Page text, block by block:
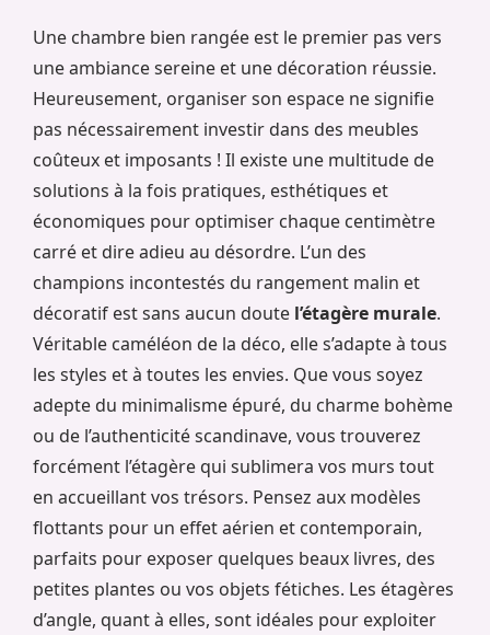
Une chambre bien rangée est le premier pas vers
une ambiance sereine et une décoration réussie.
Heureusement, organiser son espace ne signifie
pas nécessairement investir dans des meubles
coûteux et imposants ! Il existe une multitude de
solutions à la fois pratiques, esthétiques et
économiques pour optimiser chaque centimètre
carré et dire adieu au désordre. L’un des
champions incontestés du rangement malin et
décoratif est sans aucun doute l’étagère murale.
Véritable caméléon de la déco, elle s’adapte à tous
les styles et à toutes les envies. Que vous soyez
adepte du minimalisme épuré, du charme bohème
ou de l’authenticité scandinave, vous trouverez
forcément l’étagère qui sublimera vos murs tout
en accueillant vos trésors. Pensez aux modèles
flottants pour un effet aérien et contemporain,
parfaits pour exposer quelques beaux livres, des
petites plantes ou vos objets fétiches. Les étagères
d’angle, quant à elles, sont idéales pour exploiter